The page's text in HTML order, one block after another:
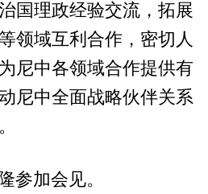
国理政经验交流，拓展
领域互利合作，密切人
尼中各领域合作提供有
尼中全面战略伙伴关系
参加会见。